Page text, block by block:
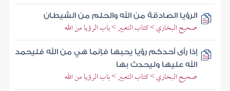
الرؤيا الصادقة من الله والحلم من الشيطان
صحيح البخاري > كتاب التعبير > باب الرؤيا من الله
إذا رأى أحدكم رؤيا يحبها فإنما هي من الله فليحمد
الله عليها وليحدث بها
صحيح البخاري > كتاب التعبير > باب الرؤيا من الله